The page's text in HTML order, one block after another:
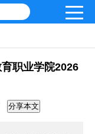
职业学院2026
分享本文